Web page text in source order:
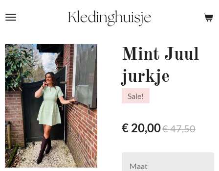
direct
de
hoofdinhoud
Mint Juul
jurkje
Sale!
€ 20,00€ 47,50
Maat